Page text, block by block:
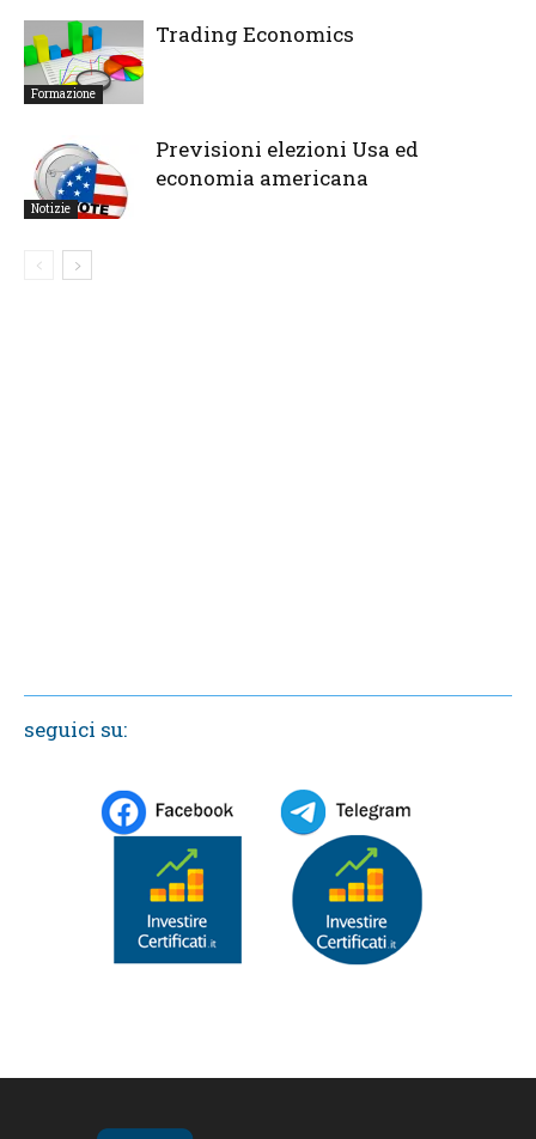
Formazione
Trading Economics
Notizie
Previsioni elezioni Usa ed
economia americana
seguici su: